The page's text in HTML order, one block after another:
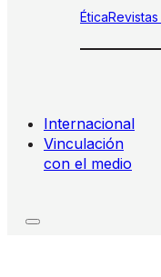
ÉticaRevistas
Internacional
Vinculación
con el medio